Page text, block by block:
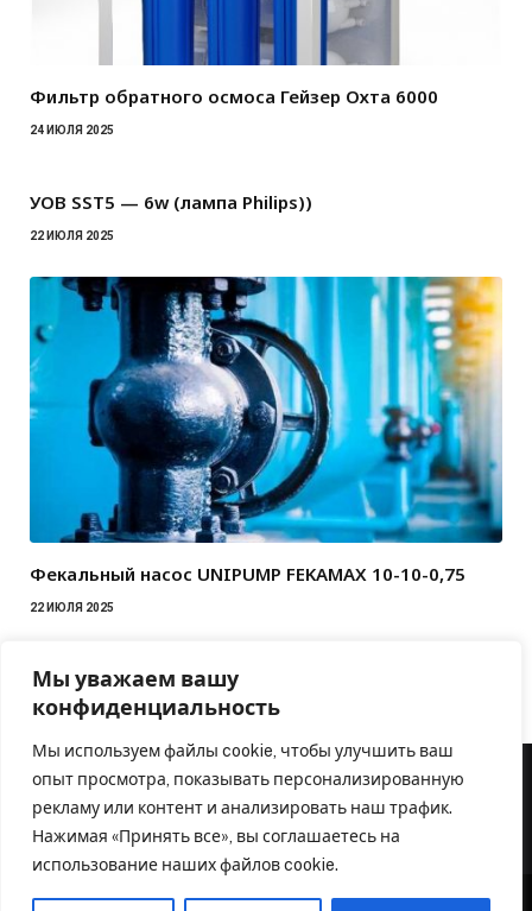
Мы уважаем вашу
конфиденциальность
Мы используем файлы cookie, чтобы улучшить ваш
опыт просмотра, показывать персонализированную
рекламу или контент и анализировать наш трафик.
Нажимая «Принять все», вы соглашаетесь на
использование наших файлов cookie.
Фильтр обратного осмоса Гейзер Охта 6000
24 ИЮЛЯ 2025
УОВ SST5 — 6w (лампа Philips))
22 ИЮЛЯ 2025
Фекальный насос UNIPUMP FEKAMAX 10-10-0,75
22 ИЮЛЯ 2025